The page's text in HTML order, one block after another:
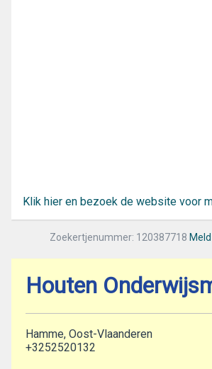
Klik hier en bezoek de website voor
Zoekertjenummer: 120387718
Houten
Hamme, Oost-Vlaanderen
+3252520132